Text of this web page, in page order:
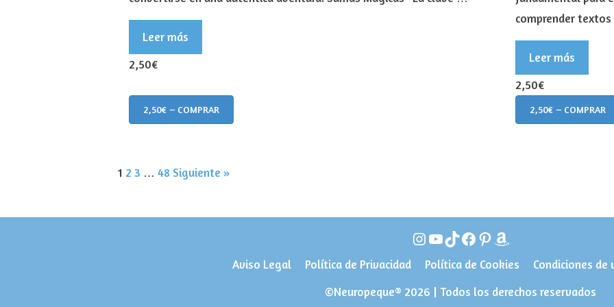
Leer más
2,50€
2,50€ – COMPRAR
comprender
Leer más
2,50€
2,50€ – COMPRAR
1 2 3 … 48 Siguiente »
Instagram
YouTube
TikTok
Facebook
Pinterest
Amazon
Aviso Legal Política de Privacidad Política de Cookies Condiciones de
©Neuropeque® 2026 | Todos los derechos reservados